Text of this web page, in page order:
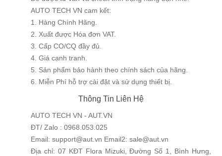
AUTO TECH VN cam kết:
1. Hàng Chính Hãng.
2. Xuất được Hóa đơn VAT.
3. Cấp CO/CQ đầy đủ.
4. Giá cạnh tranh.
5. Sản phẩm bảo hành theo chính sách của hãng.
6. Miễn Phí hỗ trợ cài đặt và sử dụng thiết bị.
Thông Tin Liên Hệ
AUTO TECH VN - AUT.VN
ĐT/ Zalo : 0968.053.025
Email: support@aut.vn Email2: sale@aut.vn
Địa chỉ: 07 KĐT Flora Mizuki, Đường Số 1, Bình Hưng,